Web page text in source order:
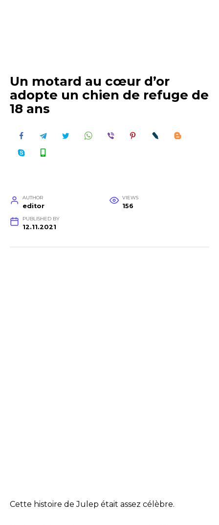
Un motard au cœur d’or
adopte un chien de refuge de
18 ans
AUTHOR
editor
VIEWS
156
PUBLISHED BY
12.11.2021
Cette histoire de Julep était assez célèbre.